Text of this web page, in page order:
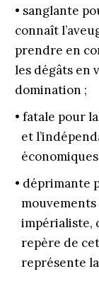
• sanglante
connaît
prendre en
les dégâts en
domination ;
• fatale pour
et
économiques
• déprimante
impéria­liste,
repère de
représente